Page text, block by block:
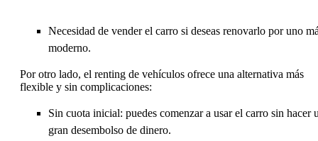
Necesidad de vender el carro si deseas renovarlo por uno
moderno.
Por otro lado, el renting de vehículos ofrece una alternativa más
flexible y sin complicaciones:
Sin cuota inicial: puedes comenzar a usar el carro sin hacer
gran desembolso de dinero.